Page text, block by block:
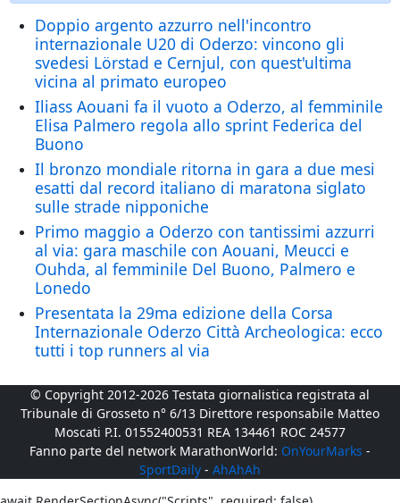
Doppio argento azzurro nell'incontro
internazionale U20 di Oderzo: vincono gli
svedesi Lörstad e Cernjul, con quest'ultima
vicina al primato europeo
Iliass Aouani fa il vuoto a Oderzo, al femminile
Elisa Palmero regola allo sprint Federica del
Buono
Il bronzo mondiale ritorna in gara a due mesi
esatti dal record italiano di maratona siglato
sulle strade nipponiche
Primo maggio a Oderzo con tantissimi azzurri
al via: gara maschile con Aouani, Meucci e
Ouhda, al femminile Del Buono, Palmero e
Lonedo
Presentata la 29ma edizione della Corsa
Internazionale Oderzo Città Archeologica: ecco
tutti i top runners al via
© Copyright 2012-2026 Testata giornalistica registrata al
Tribunale di Grosseto n° 6/13 Direttore responsabile Matteo
Moscati P.I. 01552400531 REA 134461 ROC 24577
Fanno parte del network MarathonWorld: OnYourMarks -
SportDaily - AhAhAh